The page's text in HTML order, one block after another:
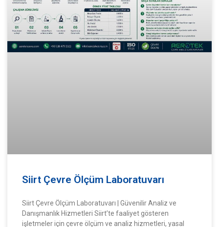
Siirt Çevre Ölçüm Laboratuvarı
Siirt Çevre Ölçüm Laboratuvarı | Güvenilir Analiz ve
Danışmanlık Hizmetleri Siirt’te faaliyet gösteren
işletmeler için çevre ölçüm ve analiz hizmetleri, yasal